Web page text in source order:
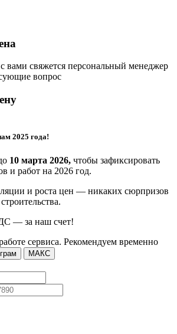
вами свяжется персональный менеджер
вопрос
2025 года!
10 марта 2026, чтобы зафиксировать
и работ на 2026 год.
и роста цен — никаких сюрпризов
— за наш счет!
сервиса. Рекомендуем временно
МАКС